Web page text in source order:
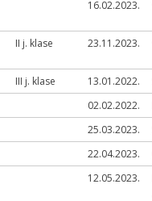
16.02.2023.
II j. klase 23.11.2023.
III j. klase 13.01.2022.
02.02.2022.
25.03.2023.
22.04.2023.
12.05.2023.